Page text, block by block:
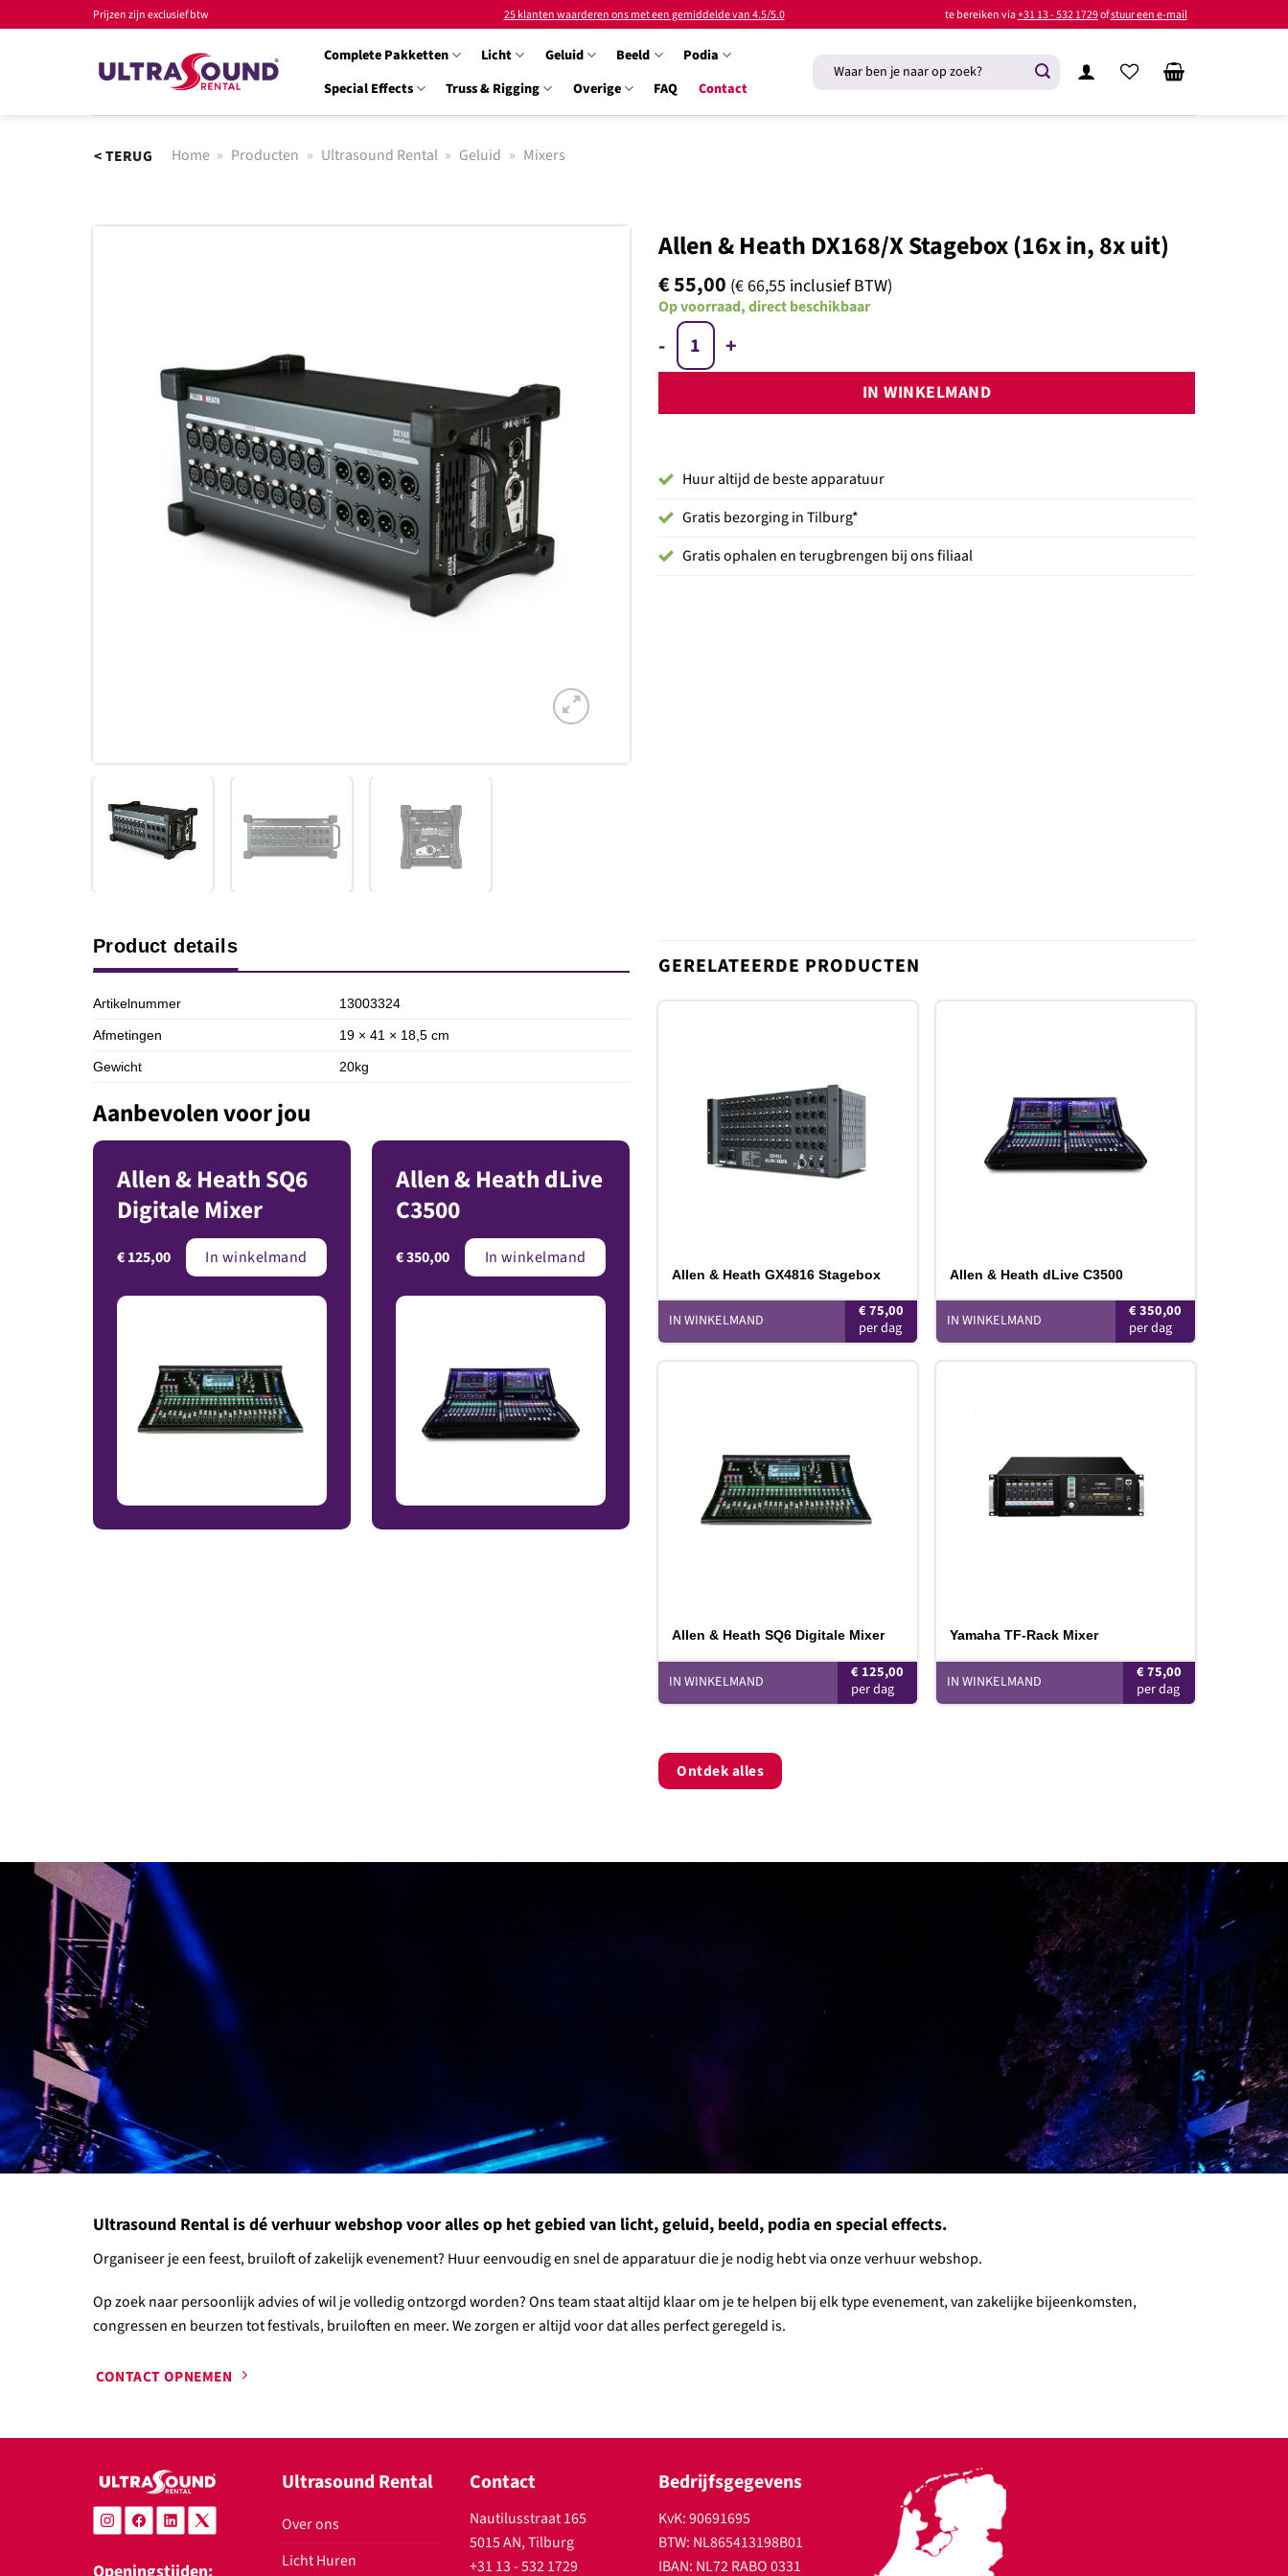
naar
Prijzen zijn exclusief btw 25 klanten waarderen ons met een gemiddelde van 4.5/5.0 te bereiken via+31 13 - 532 1729ofstuur een e-mail
Complete Pakketten Licht Geluid Beeld
Podia
Special Effects
Truss & Rigging Overige FAQ Contact
Zoeken
naar:
< TERUG Home » Producten » Ultrasound Rental » Geluid » Mixers
verlanglijst
Allen & Heath DX168/X Stagebox (16x in, 8x uit)
€55,00 (€66,55 inclusief BTW)
Op voorraad, direct beschikbaar
Allen & Heath DX168/X Stagebox (16x in, 8x uit) aantal
IN WINKELMAND
Huur altijd de beste apparatuur
Gratis bezorging in Tilburg*
Gratis ophalen en terugbrengen bij ons filiaal
Product details
Artikelnummer 13003324
Afmetingen 19 × 41 × 18,5 cm
Gewicht 20kg
Aanbevolen voor jou
Allen & Heath SQ6
Digitale Mixer
€125,00 In winkelmand
Allen & Heath dLive
C3500
€350,00 In winkelmand
GERELATEERDE PRODUCTEN
verlanglijst
Allen & Heath GX4816 Stagebox
€75,00
IN WINKELMAND
Allen & Heath dLive C3500
€350,00
IN WINKELMAND
verlanglijst
Allen & Heath SQ6 Digitale Mixer
€125,00
IN WINKELMAND
verlanglijst
Yamaha TF-Rack Mixer
€75,00
IN WINKELMAND
Ontdek alles
Ultrasound Rental is dé verhuur webshop voor alles op het gebied van licht, geluid, beeld, podia en special effects.
Organiseer je een feest, bruiloft of zakelijk evenement? Huur eenvoudig en snel de apparatuur die je nodig hebt via onze verhuur webshop.
Op zoek naar persoonlijk advies of wil je volledig ontzorgd worden? Ons team staat altijd klaar om je te helpen bij elk type evenement, van zakelijke bijeenkomsten,
congressen en beurzen tot festivals, bruiloften en meer. We zorgen er altijd voor dat alles perfect geregeld is.
CONTACT OPNEMEN
Ultrasound Rental
Over ons
Licht Huren
Contact
Nautilusstraat 165
5015 AN, Tilburg
+31 13 - 532 1729
Bedrijfsgegevens
KvK: 90691695
BTW: NL865413198B01
IBAN: NL72 RABO 0331